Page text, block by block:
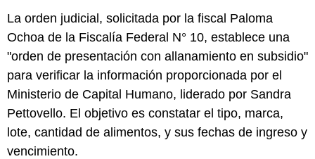
La orden judicial, solicitada por la fiscal Paloma
Ochoa de la Fiscalía Federal N° 10, establece una
"orden de presentación con allanamiento en subsidio"
para verificar la información proporcionada por el
Ministerio de Capital Humano, liderado por Sandra
Pettovello. El objetivo es constatar el tipo, marca,
lote, cantidad de alimentos, y sus fechas de ingreso y
vencimiento.